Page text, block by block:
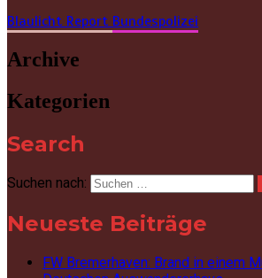
Blaulicht Report Bundespolizei
Archive
Kategorien
Search
Suchen nach:
Neueste Beiträge
FW Bremerhaven: Brand in einem